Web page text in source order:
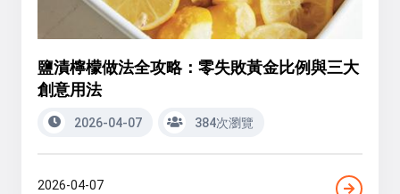
鹽漬檸檬做法全攻略：零失敗黃金比例與三大
創意用法
2026-04-07 384次瀏覽
2026-04-07